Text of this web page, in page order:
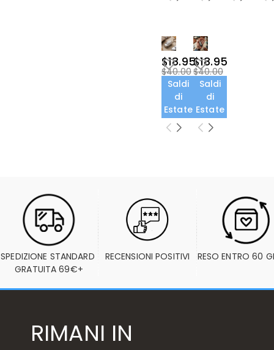
$18.95
$40.00
Saldi
di
Estate
$18.95
$40.00
Saldi
di
Estate
SPEDIZIONE STANDARD
GRATUITA 69€+
RECENSIONI POSITIVI RESO ENTRO 60
RIMANI IN